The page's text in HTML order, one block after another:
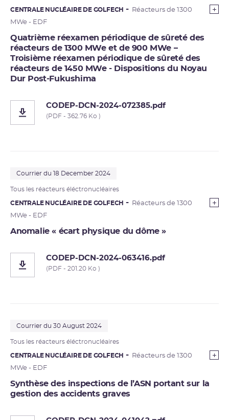
CENTRALE NUCLÉAIRE DE GOLFECH
Réacteurs de 1300
MWe - EDF
Quatrième réexamen périodique de sûreté des
réacteurs de 1300 MWe et de 900 MWe –
Troisième réexamen périodique de sûreté des
réacteurs de 1450 MWe - Dispositions du Noyau
Dur Post-Fukushima
CODEP-DCN-2024-072385.pdf
(PDF - 362.76 Ko )
Courrier du 18 December 2024
Tous les réacteurs éléctronucléaires
CENTRALE NUCLÉAIRE DE GOLFECH
Réacteurs de 1300
MWe - EDF
Anomalie « écart physique du dôme »
CODEP-DCN-2024-063416.pdf
(PDF - 201.20 Ko )
Courrier du 30 August 2024
Tous les réacteurs éléctronucléaires
CENTRALE NUCLÉAIRE DE GOLFECH
Réacteurs de 1300
MWe - EDF
Synthèse des inspections de l’ASN portant sur la
gestion des accidents graves